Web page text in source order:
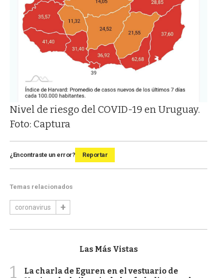
Nivel de riesgo del COVID-19 en Uruguay.
Foto: Captura
¿Encontraste un error? Reportar
Temas relacionados
coronavirus
Las Más Vistas
1
La charla de Eguren en el vestuario de